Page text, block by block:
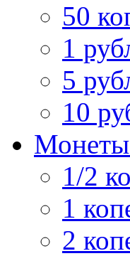
50
1
5
10
1/2
1
2